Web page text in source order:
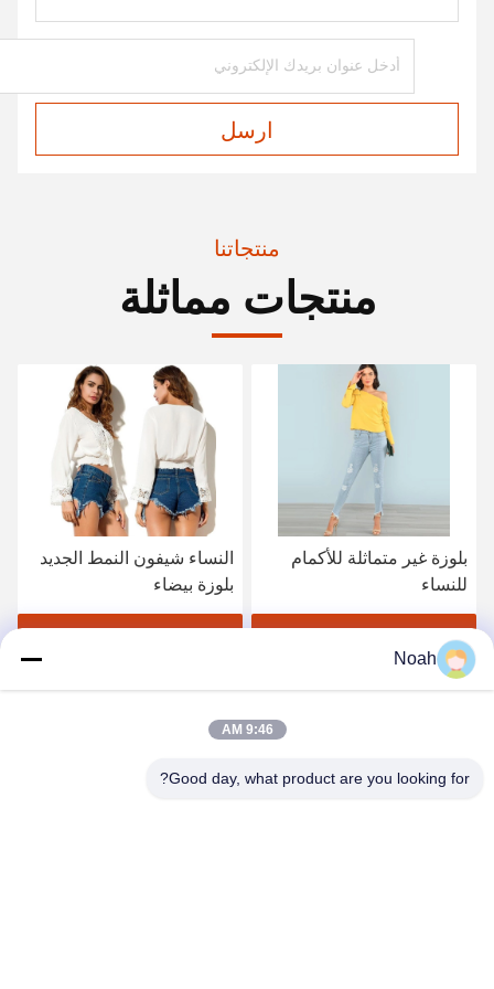
ارسل
منتجاتنا
منتجات مماثلة
بلوزة غير متماثلة للأكمام
للنساء
احصل على أفضل سعر
النساء شيفون النمط الجديد
بلوزة بيضاء
Noah
9:46 AM
Good day, what product are you looking for?